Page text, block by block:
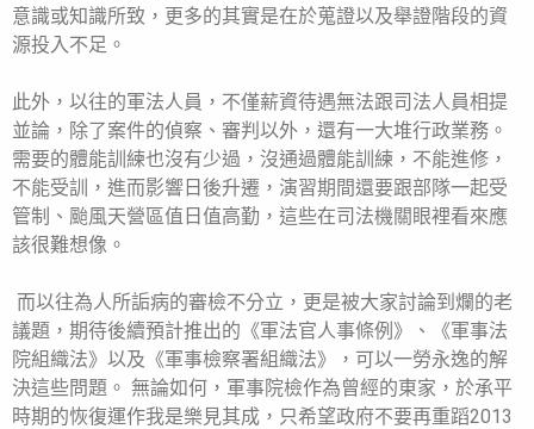
意識或知識所致，更多的其實是在於蒐證以及舉證階段的資
源投入不足。
此外，以往的軍法人員，不僅薪資待遇無法跟司法人員相提
並論，除了案件的偵察、審判以外，還有一大堆行政業務。
需要的體能訓練也沒有少過，沒通過體能訓練，不能進修，
不能受訓，進而影響日後升遷，演習期間還要跟部隊一起受
管制、颱風天營區值日值高勤，這些在司法機關眼裡看來應
該很難想像。
而以往為人所詬病的審檢不分立，更是被大家討論到爛的老
議題，期待後續預計推出的《軍法官人事條例》、《軍事法
院組織法》以及《軍事檢察署組織法》，可以一勞永逸的解
決這些問題。 無論如何，軍事院檢作為曾經的東家，於承平
時期的恢復運作我是樂見其成，只希望政府不要再重蹈2013